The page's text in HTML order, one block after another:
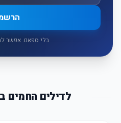
בלי ספאם. אפשר
לדילים החמים